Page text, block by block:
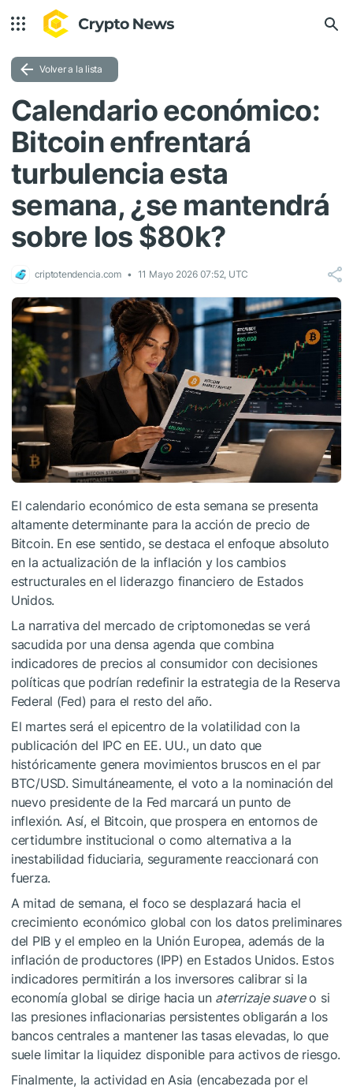
Volver a la lista
Calendario económico:
Bitcoin enfrentará
turbulencia esta
semana, ¿se mantendrá
sobre los $80k?
criptotendencia.com 11 Mayo 2026 07:52, UTC
El calendario económico de esta semana se presenta
altamente determinante para la acción de precio de
Bitcoin. En ese sentido, se destaca el enfoque absoluto
en la actualización de la inflación y los cambios
estructurales en el liderazgo financiero de Estados
Unidos.
La narrativa del mercado de criptomonedas se verá
sacudida por una densa agenda que combina
indicadores de precios al consumidor con decisiones
políticas que podrían redefinir la estrategia de la Reserva
Federal (Fed) para el resto del año.
El martes será el epicentro de la volatilidad con la
publicación del IPC en EE. UU., un dato que
históricamente genera movimientos bruscos en el par
BTC/USD. Simultáneamente, el voto a la nominación del
nuevo presidente de la Fed marcará un punto de
inflexión. Así, el Bitcoin, que prospera en entornos de
certidumbre institucional o como alternativa a la
inestabilidad fiduciaria, seguramente reaccionará con
fuerza.
A mitad de semana, el foco se desplazará hacia el
crecimiento económico global con los datos preliminares
del PIB y el empleo en la Unión Europea, además de la
inflación de productores (IPP) en Estados Unidos. Estos
indicadores permitirán a los inversores calibrar si la
economía global se dirige hacia un aterrizaje suaveo si
las presiones inflacionarias persistentes obligarán a los
bancos centrales a mantener las tasas elevadas, lo que
suele limitar la liquidez disponible para activos de riesgo.
Finalmente, la actividad en Asia (encabezada por el